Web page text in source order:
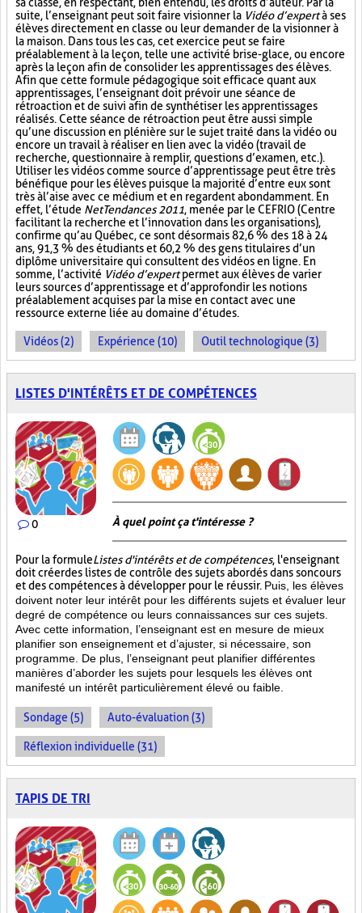
suite, l’enseignant peut soit faire visionner la Vidéo d’expertà ses
élèves directement en classe ou leur demander de la visionner à
la maison. Dans tous les cas, cet exercice peut se faire
préalablement à la leçon, telle une activité brise-glace, ou encore
après la leçon afin de consolider les apprentissages des élèves.
Afin que cette formule pédagogique soit efficace quant aux
apprentissages, l’enseignant doit prévoir une séance de
rétroaction et de suivi afin de synthétiser les apprentissages
réalisés. Cette séance de rétroaction peut être aussi simple
qu’une discussion en plénière sur le sujet traité dans la vidéo ou
encore un travail à réaliser en lien avec la vidéo (travail de
recherche, questionnaire à remplir, questions d’examen, etc.).
Utiliser les vidéos comme source d’apprentissage peut être très
bénéfique pour les élèves puisque la majorité d’entre eux sont
très à l’aise avec ce médium et en regardent abondamment. En
effet, l’étude NetTendances 2011, menée par le CEFRIO (Centre
facilitant la recherche et l’innovation dans les organisations),
confirme qu’au Québec, ce sont désormais 82,6 % des 18 à 24
ans, 91,3 % des étudiants et 60,2 % des gens titulaires d’un
diplôme universitaire qui consultent des vidéos en ligne. En
somme, l’activité Vidéo d’expertpermet aux élèves de varier
leurs sources d’apprentissage et d’approfondir les notions
préalablement acquises par la mise en contact avec une
ressource externe liée au domaine d’études.
Vidéos (2) Expérience (10) Outil technologique (3)
LISTES D'INTÉRÊTS ET DE COMPÉTENCES
0 À quel point ça t'intéresse ?
Pour la formuleListes d'intérêts et de compétences, l'enseignant
doit créer des listes de contrôle des sujets abordés dans son cours
et des compétences à développer pour le réussir. Puis, les élèves
doivent noter leur intérêt pour les différents sujets et évaluer leur
degré de compétence ou leurs connaissances sur ces sujets.
Avec cette information, l’enseignant est en mesure de mieux
planifier son enseignement et d’ajuster, si nécessaire, son
programme. De plus, l’enseignant peut planifier différentes
manières d’aborder les sujets pour lesquels les élèves ont
manifesté un intérêt particulièrement élevé ou faible.
Sondage (5) Auto-évaluation (3)
Réflexion individuelle (31)
TAPIS DE TRI